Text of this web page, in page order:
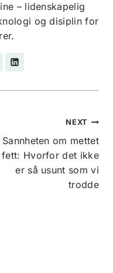
– lidenskapelig
og disiplin for
NEXT
Sannheten om mettet
fett: Hvorfor det ikke
er så usunt som vi
trodde